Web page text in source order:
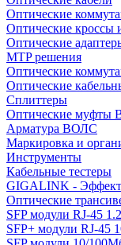
Оптические
Оптические кроссы
Оптические
MTP решения
Оптические
Оптические
Сплиттеры
Оптические муфты
Арматура ВОЛС
Маркировка и
Инструменты
Кабельные тестеры
GIGALINK -
Оптические
SFP модули RJ-45
SFP+ модули RJ-45